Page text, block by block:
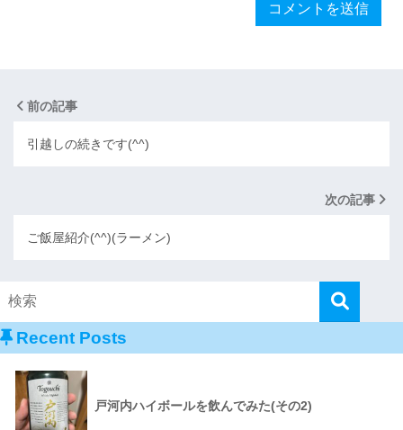
前の記事
引越しの続きです(^^)
次の記事
ご飯屋紹介(^^)(ラーメン)
Recent Posts
戸河内ハイボールを飲んでみた(その2)